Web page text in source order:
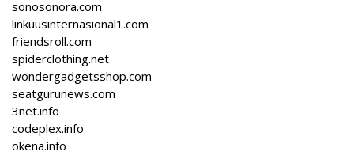
sonosonora.com
linkuusinternasional1.com
friendsroll.com
spiderclothing.net
wondergadgetsshop.com
seatgurunews.com
3net.info
codeplex.info
okena.info